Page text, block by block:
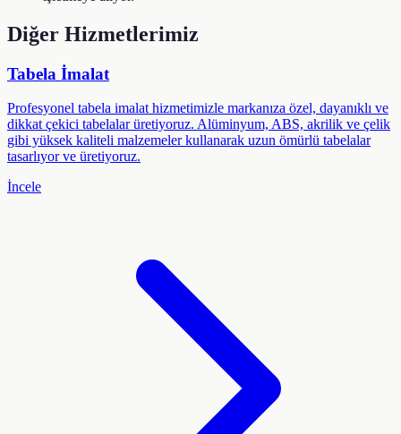
Diğer Hizmetlerimiz
Tabela İmalat
Profesyonel tabela imalat hizmetimizle markanıza özel, dayanıklı ve
dikkat çekici tabelalar üretiyoruz. Alüminyum, ABS, akrilik ve çelik
gibi yüksek kaliteli malzemeler kullanarak uzun ömürlü tabelalar
tasarlıyor ve üretiyoruz.
İncele